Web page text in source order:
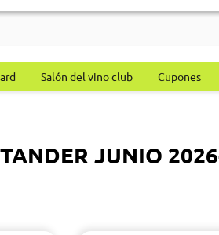
Salón del vino club Cupones
JUNIO